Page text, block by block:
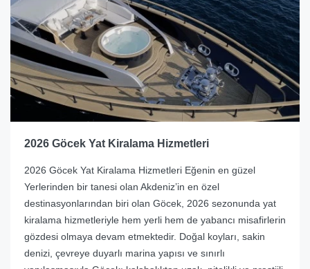
2026 Göcek Yat Kiralama Hizmetleri
2026 Göcek Yat Kiralama Hizmetleri Eğenin en güzel
Yerlerinden bir tanesi olan Akdeniz’in en özel
destinasyonlarından biri olan Göcek, 2026 sezonunda yat
kiralama hizmetleriyle hem yerli hem de yabancı misafirlerin
gözdesi olmaya devam etmektedir. Doğal koyları, sakin
denizi, çevreye duyarlı marina yapısı ve sınırlı